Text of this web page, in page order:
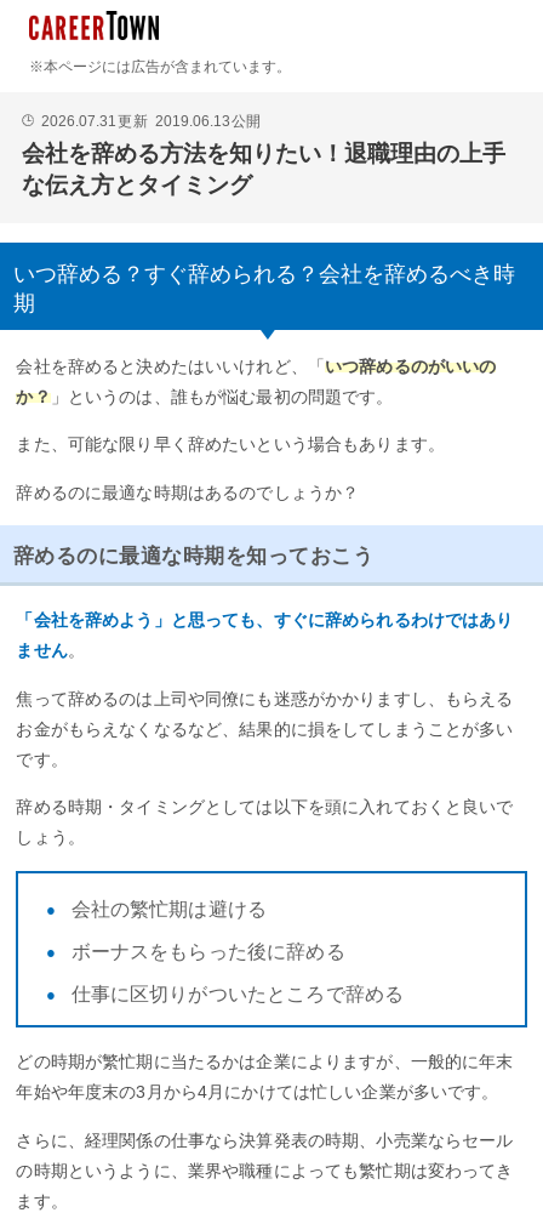
※本ページには広告が含まれています。
🕒 2026.07.31更新 2019.06.13公開
会社を辞める方法を知りたい！退職理由の上手
な伝え方とタイミング
いつ辞める？すぐ辞められる？会社を辞めるべき時
期
会社を辞めると決めたはいいけれど、「いつ辞めるのがいいの
か？」というのは、誰もが悩む最初の問題です。
また、可能な限り早く辞めたいという場合もあります。
辞めるのに最適な時期はあるのでしょうか？
辞めるのに最適な時期を知っておこう
「会社を辞めよう」と思っても、すぐに辞められるわけではあり
ません。
焦って辞めるのは上司や同僚にも迷惑がかかりますし、もらえる
お金がもらえなくなるなど、結果的に損をしてしまうことが多い
です。
辞める時期・タイミングとしては以下を頭に入れておくと良いで
しょう。
会社の繁忙期は避ける
ボーナスをもらった後に辞める
仕事に区切りがついたところで辞める
どの時期が繁忙期に当たるかは企業によりますが、一般的に年末
年始や年度末の3月から4月にかけては忙しい企業が多いです。
さらに、経理関係の仕事なら決算発表の時期、小売業ならセール
の時期というように、業界や職種によっても繁忙期は変わってき
ます。